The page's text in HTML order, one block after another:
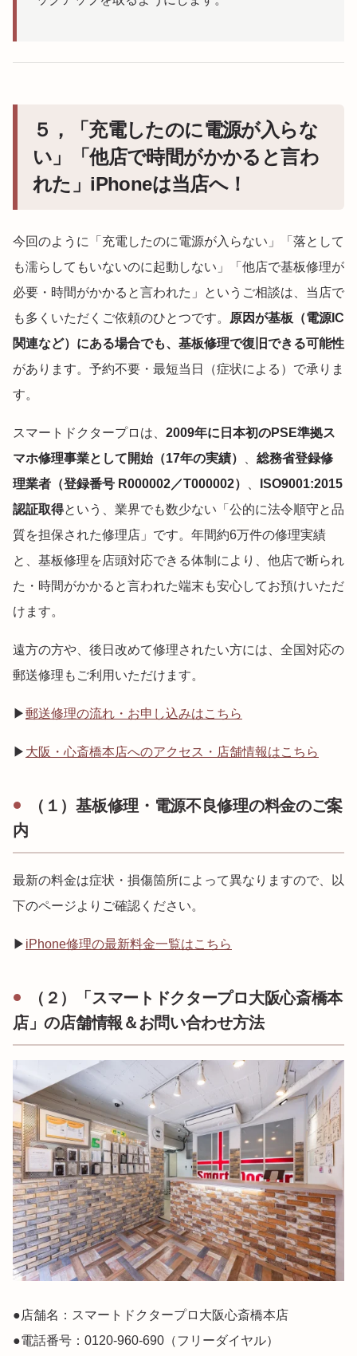
５，「充電したのに電源が入らな
い」「他店で時間がかかると言わ
れた」iPhoneは当店へ！
今回のように「充電したのに電源が入らない」「落として
も濡らしてもいないのに起動しない」「他店で基板修理が
必要・時間がかかると言われた」というご相談は、当店で
も多くいただくご依頼のひとつです。
原因が基板（電源IC
関連など）にある場合でも、基板修理で復旧できる可能性
があります。予約不要・最短当日（症状による）で承りま
す。
スマートドクタープロは、 2009年に日本初のPSE準拠ス
マホ修理事業として開始（17年の実績）
総務省登録修
理業者（登録番号 R000002／T000002）
ISO9001:2015
認証取得という、業界でも数少ない「公的に法令順守と品
質を担保された修理店」です。年間約6万件の修理実績
と、基板修理を店頭対応できる体制により、他店で断られ
た・時間がかかると言われた端末も安心してお預けいただ
けます。
遠方の方や、後日改めて修理されたい方には、全国対応の
郵送修理もご利用いただけます。
▶郵送修理の流れ・お申し込みはこちら
▶ 大阪・心斎橋本店へのアクセス・店舗情報はこちら
（１）基板修理・電源不良修理の料金のご案
内
最新の料金は症状・損傷箇所によって異なりますので、以
下のページよりご確認ください。
▶ iPhone修理の最新料金一覧はこちら
（２）「スマートドクタープロ大阪心斎橋本
店」の店舗情報＆お問い合わせ方法
●店舗名：スマートドクタープロ大阪心斎橋本店
●電話番号：0120-960-690（フリーダイヤル）